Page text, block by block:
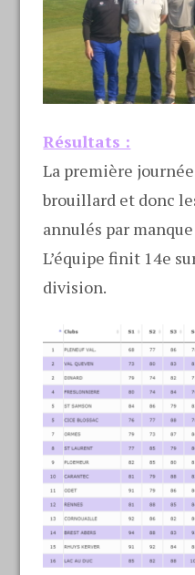
Résultats :
La première
brouillard et donc
annulés par
L’équipe finit 14e
division.